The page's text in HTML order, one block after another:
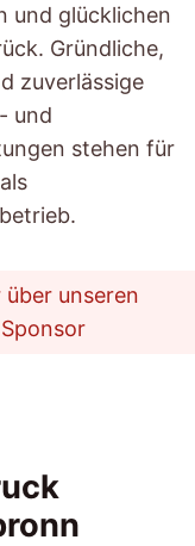
und glücklichen
Gründliche,
zuverlässige
und
stehen für
über unseren
Sponsor